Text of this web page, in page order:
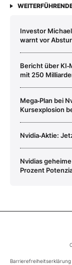
Investor
warnt vor
Bericht über
mit 250
Mega‑Plan bei
Kursexplosion
Nvidia‑Aktie:
Nvidias
Prozent
Barrierefreiheitserklärung